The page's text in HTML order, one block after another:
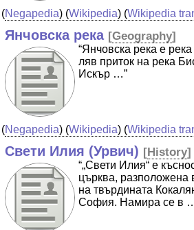
(Negapedia) (Wikipedia) (Wikipedia
Янчовска река [Geography]
“Янчовска река е
ляв приток на река
Искър …”
(Negapedia) (Wikipedia) (Wikipedia
Свети Илия (Урвич) [History]
“„Свети Илия“ е
църква, разположена
на твърдината
София. Намира се в